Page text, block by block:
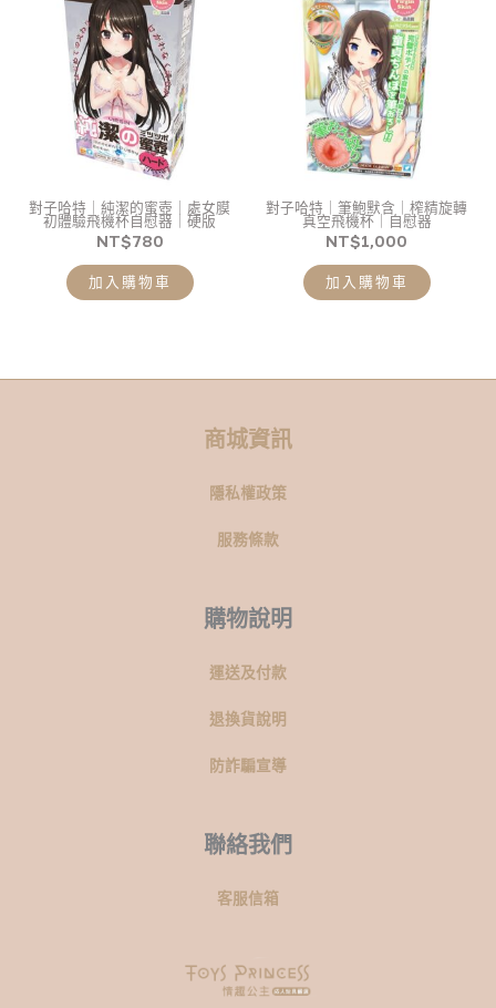
對子哈特｜純潔的蜜壺｜處女膜
初體驗飛機杯自慰器｜硬版
NT$780
加入購物車
對子哈特｜筆鮑默含｜榨精旋轉
真空飛機杯｜自慰器
NT$1,000
加入購物車
商城資訊
隱私權政策
服務條款
購物說明
運送及付款
退換貨說明
防詐騙宣導
聯絡我們
客服信箱